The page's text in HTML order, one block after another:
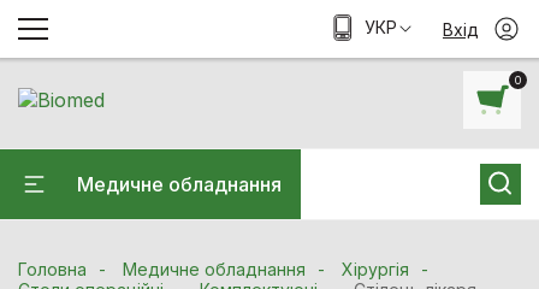
0
Медичне обладнання
УКР Вхід
Головна Медичне обладнання
Хiрургiя